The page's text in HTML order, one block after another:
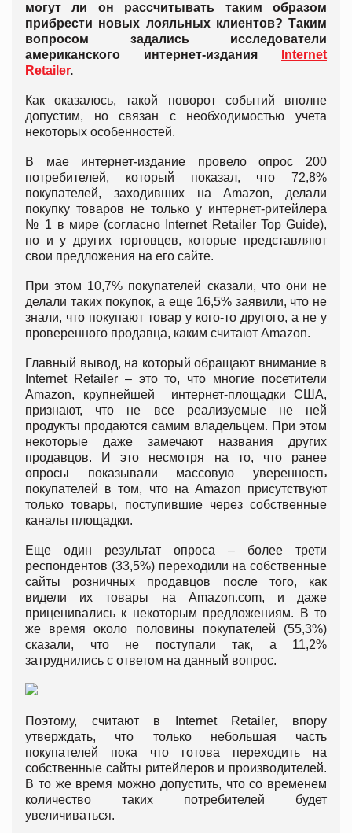
могут ли он рассчитывать таким образом
прибрести новых лояльных клиентов? Таким
вопросом задались исследователи
американского интернет-издания
Internet
Retailer.
Как оказалось, такой поворот событий вполне
допустим, но связан с необходимостью учета
некоторых особенностей.
В мае интернет-издание провело опрос 200
потребителей, который показал, что 72,8%
покупателей, заходивших на Amazon, делали
покупку товаров не только у интернет-ритейлера
№ 1 в мире (согласно Internet Retailer Top Guide),
но и у других торговцев, которые представляют
свои предложения на его сайте.
При этом 10,7% покупателей сказали, что они не
делали таких покупок, а еще 16,5% заявили, что не
знали, что покупают товар у кого-то другого, а не у
проверенного продавца, каким считают Amazon.
Главный вывод, на который обращают внимание в
Internet Retailer – это то, что многие посетители
Amazon, крупнейшей интернет-площадки США,
признают, что не все реализуемые не ней
продукты продаются самим владельцем. При этом
некоторые даже замечают названия других
продавцов. И это несмотря на то, что ранее
опросы показывали массовую уверенность
покупателей в том, что на Amazon присутствуют
только товары, поступившие через собственные
каналы площадки.
Еще один результат опроса – более трети
респондентов (33,5%) переходили на собственные
сайты розничных продавцов после того, как
видели их товары на Amazon.com, и даже
приценивались к некоторым предложениям. В то
же время около половины покупателей (55,3%)
сказали, что не поступали так, а 11,2%
затруднились с ответом на данный вопрос.
Поэтому, считают в Internet Retailer, впору
утверждать, что только небольшая часть
покупателей пока что готова переходить на
собственные сайты ритейлеров и производителей.
В то же время можно допустить, что со временем
количество таких потребителей будет
увеличиваться.